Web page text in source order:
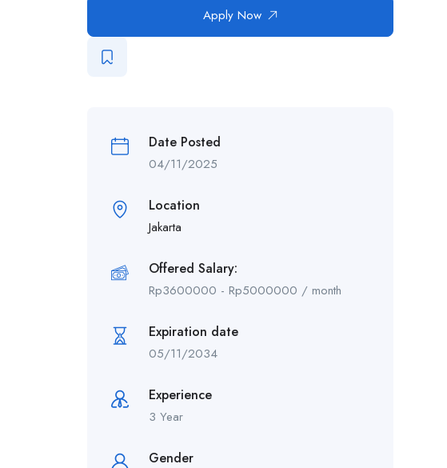
Apply Now
Date Posted
04/11/2025
Location
Jakarta
Offered Salary:
Rp3600000 - Rp5000000 / month
Expiration date
05/11/2034
Experience
3 Year
Gender